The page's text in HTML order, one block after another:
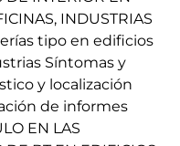
INDUSTRIAS
tipo en edificios
Síntomas y
y localización
de informes
EN LAS